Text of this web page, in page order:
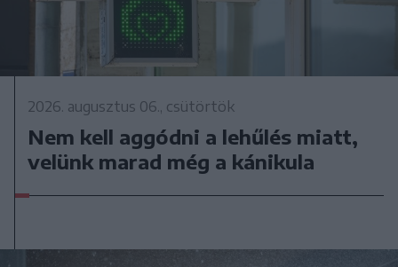
2026. augusztus 06., csütörtök
Nem kell aggódni a lehűlés miatt,
velünk marad még a kánikula